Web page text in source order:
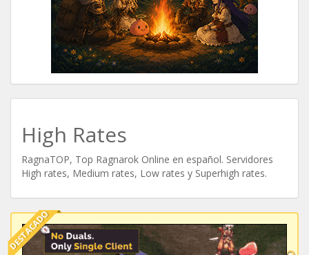
High Rates
RagnaTOP, Top Ragnarok Online en español. Servidores
High rates, Medium rates, Low rates y Superhigh rates.
DESTACADO